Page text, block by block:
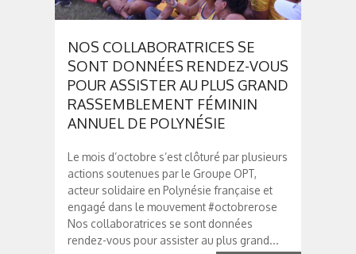
NOS COLLABORATRICES SE
SONT DONNÉES RENDEZ-VOUS
POUR ASSISTER AU PLUS GRAND
RASSEMBLEMENT FÉMININ
ANNUEL DE POLYNÉSIE
Le mois d’octobre s’est clôturé par plusieurs
actions soutenues par le Groupe OPT,
acteur solidaire en Polynésie française et
engagé dans le mouvement #octobrerose
Nos collaboratrices se sont données
rendez-vous pour assister au plus grand...